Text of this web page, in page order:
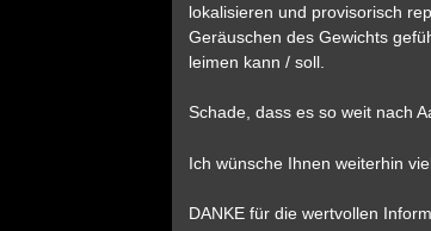
lokalisieren und provisorisch
Geräuschen des Gewichts
leimen kann / soll.
Schade, dass es so weit nach
Ich wünsche Ihnen weiterhin
DANKE für die wertvollen